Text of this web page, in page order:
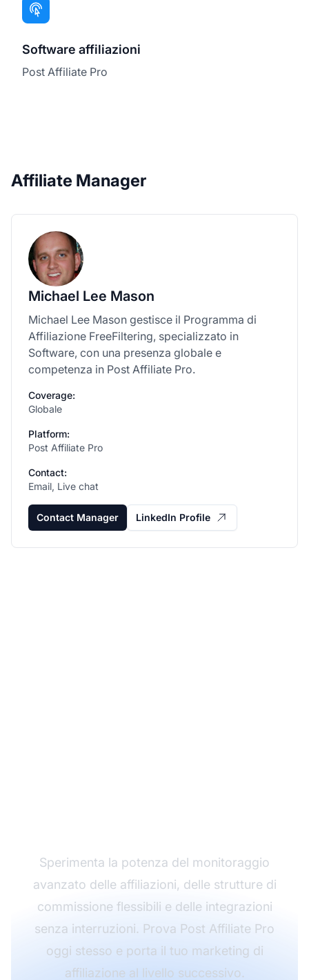
Software affiliazioni
Post Affiliate Pro
Affiliate Manager
Michael Lee Mason
Michael Lee Mason gestisce il Programma di
Affiliazione FreeFiltering, specializzato in
Software, con una presenza globale e
competenza in Post Affiliate Pro.
Coverage:
Globale
Platform:
Post Affiliate Pro
Contact:
Email, Live chat
Contact Manager LinkedIn Profile
Sperimenta la potenza del monitoraggio
avanzato delle affiliazioni, delle strutture di
commissione flessibili e delle integrazioni
senza interruzioni. Prova Post Affiliate Pro
oggi stesso e porta il tuo marketing di
affiliazione al livello successivo.